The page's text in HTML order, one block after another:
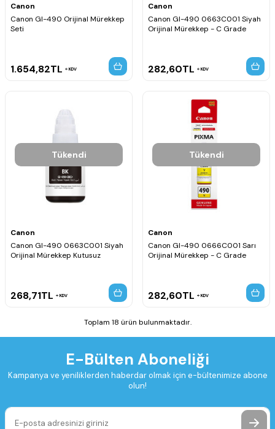
Canon
Canon GI-490 Orijinal Mürekkep
Seti
1.654,82TL KDV
Canon
Canon GI-490 0663C001 Siyah
Orijinal Mürekkep - C Grade
282,60TL KDV
Tükendi
Canon
Canon GI-490 0663C001 Siyah
Orijinal Mürekkep Kutusuz
268,71TL KDV
Tükendi
Canon
Canon GI-490 0666C001 Sarı
Orijinal Mürekkep - C Grade
282,60TL KDV
Toplam 18 ürün bulunmaktadır.
E-Bülten Aboneliği
Kampanya ve yeniliklerden haberdar olmak için e-bültenimize abone
olun!